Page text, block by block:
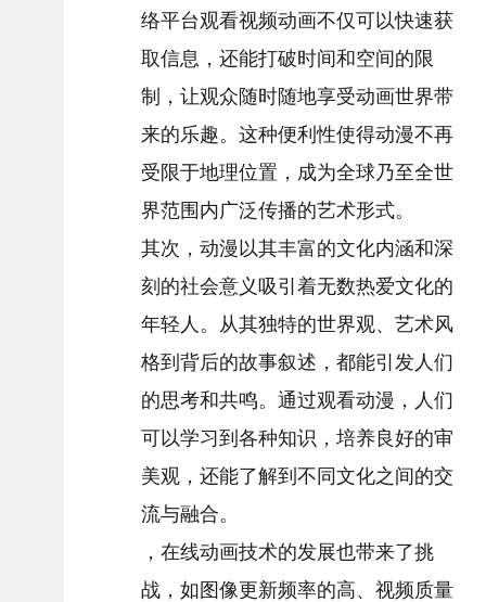
络平台观看视频动画不仅可以快速获
取信息，还能打破时间和空间的限
制，让观众随时随地享受动画世界带
来的乐趣。这种便利性使得动漫不再
受限于地理位置，成为全球乃至全世
界范围内广泛传播的艺术形式。
其次，动漫以其丰富的文化内涵和深
刻的社会意义吸引着无数热爱文化的
年轻人。从其独特的世界观、艺术风
格到背后的故事叙述，都能引发人们
的思考和共鸣。通过观看动漫，人们
可以学习到各种知识，培养良好的审
美观，还能了解到不同文化之间的交
流与融合。
，在线动画技术的发展也带来了挑
战，如图像更新频率的高、视频质量